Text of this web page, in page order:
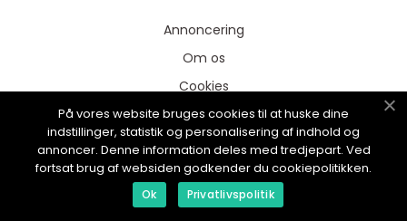
Annoncering
Om os
Cookies
Kontakt os
Sitemap
På vores website bruges cookies til at huske dine
indstillinger, statistik og personalisering af indhold og
annoncer. Denne information deles med tredjepart. Ved
fortsat brug af websiden godkender du cookiepolitikken.
Ok Privatlivspolitik